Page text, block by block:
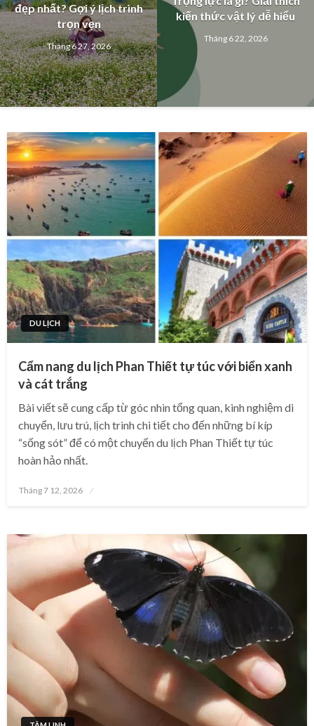
đẹp nhất? Gợi ý lịch trình
trọn vẹn
Tháng 6 27, 2026
kiến thức vật lý dễ hiểu
Tháng 6 22, 2026
DU LỊCH
Cẩm nang du lịch Phan Thiết tự túc với biển xanh
và cát trắng
Bài viết sẽ cung cấp từ góc nhìn tổng quan, kinh nghiệm di
chuyển, lưu trú, lịch trình chi tiết cho đến những bí kíp
“sống sót” để có một chuyến du lịch Phan Thiết tự túc
hoàn hảo nhất.
Posted
Tháng 7 12, 2026